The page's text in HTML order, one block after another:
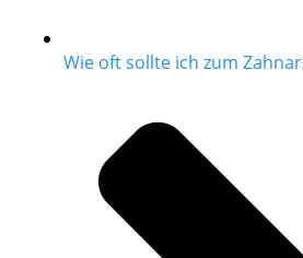
Wie oft sollte ich zum